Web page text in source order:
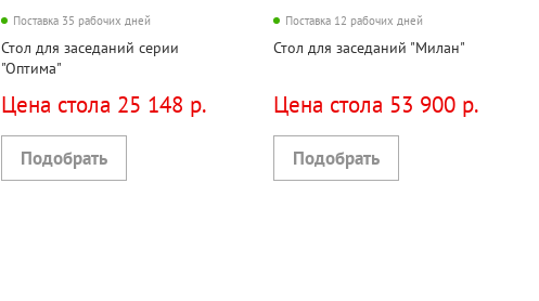
Поставка 35 рабочих дней
Стол для заседаний серии
"Оптима"
Цена стола 25 148 р.
Поставка 12 рабочих дней
Стол для заседаний "Милан"
Цена стола 53 900 р.